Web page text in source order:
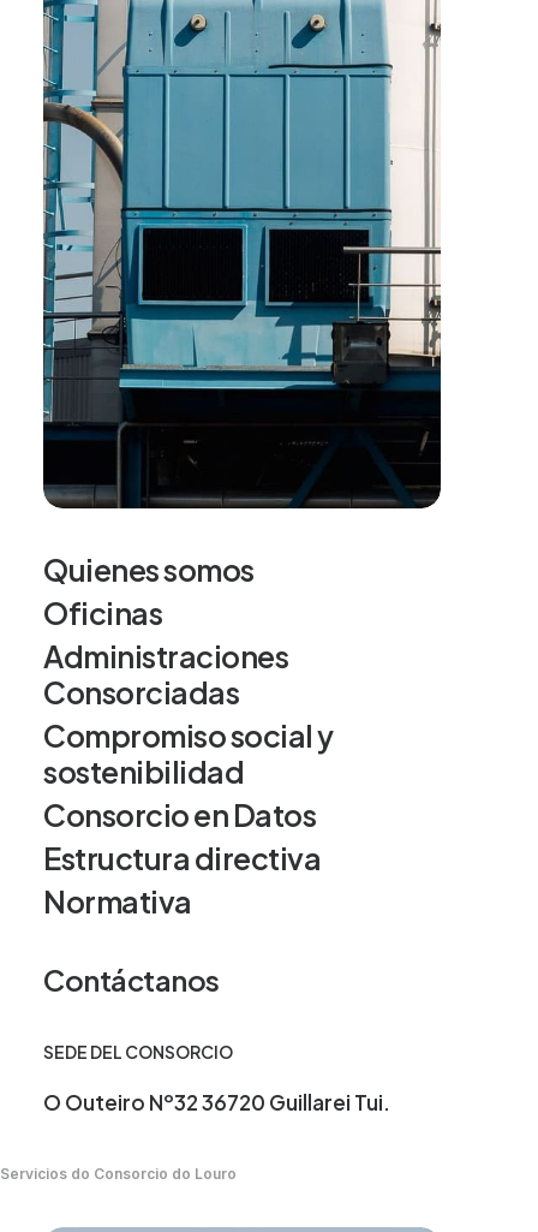
Quienes somos
Oficinas
Administraciones
Consorciadas
Compromiso social y
sostenibilidad
Consorcio en Datos
Estructura directiva
Normativa
SEDE DEL CONSORCIO
O Outeiro Nº32 36720 Guillarei Tui.
Contáctanos
Servicios do Consorcio do Louro
Solicitud visita Edar Guillarei
Solicitud de visitas EDAR GUILLAREI